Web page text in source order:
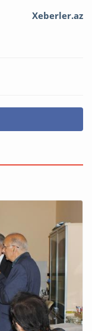
Xeberler.az